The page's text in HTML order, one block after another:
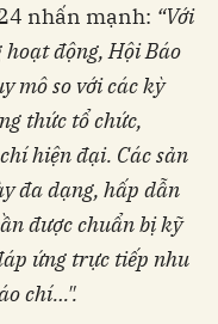
nhấn mạnh: “Với
động, Hội Báo
mô so với các kỳ
thức tổ chức,
hiện đại. Các sản
đa dạng, hấp dẫn
được chuẩn bị kỹ
ứng trực tiếp nhu
chí…".